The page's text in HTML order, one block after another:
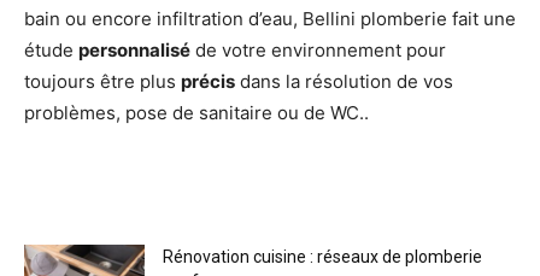
bain ou encore infiltration d’eau, Bellini plomberie fait une
étude personnalisé de votre environnement pour
toujours être plus précis dans la résolution de vos
problèmes, pose de sanitaire ou de WC..
Rénovation cuisine : réseaux de plomberie